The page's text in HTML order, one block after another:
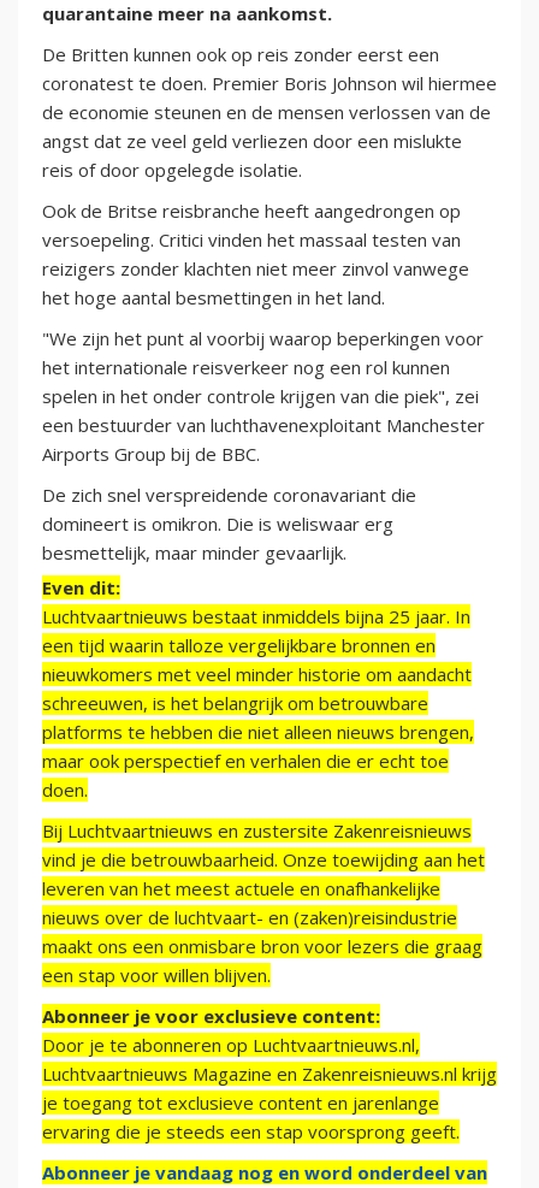
quarantaine meer na aankomst.
De Britten kunnen ook op reis zonder eerst een
coronatest te doen. Premier Boris Johnson wil hiermee
de economie steunen en de mensen verlossen van de
angst dat ze veel geld verliezen door een mislukte
reis of door opgelegde isolatie.
Ook de Britse reisbranche heeft aangedrongen op
versoepeling. Critici vinden het massaal testen van
reizigers zonder klachten niet meer zinvol vanwege
het hoge aantal besmettingen in het land.
"We zijn het punt al voorbij waarop beperkingen voor
het internationale reisverkeer nog een rol kunnen
spelen in het onder controle krijgen van die piek", zei
een bestuurder van luchthavenexploitant Manchester
Airports Group bij de BBC.
De zich snel verspreidende coronavariant die
domineert is omikron. Die is weliswaar erg
besmettelijk, maar minder gevaarlijk.
Even dit:
Luchtvaartnieuws bestaat inmiddels bijna 25 jaar. In
een tijd waarin talloze vergelijkbare bronnen en
nieuwkomers met veel minder historie om aandacht
schreeuwen, is het belangrijk om betrouwbare
platforms te hebben die niet alleen nieuws brengen,
maar ook perspectief en verhalen die er echt toe
doen.
Bij Luchtvaartnieuws en zustersite Zakenreisnieuws
vind je die betrouwbaarheid. Onze toewijding aan het
leveren van het meest actuele en onafhankelijke
nieuws over de luchtvaart- en (zaken)reisindustrie
maakt ons een onmisbare bron voor lezers die graag
een stap voor willen blijven.
Abonneer je voor exclusieve content:
Door je te abonneren op Luchtvaartnieuws.nl,
Luchtvaartnieuws Magazine en Zakenreisnieuws.nl krijg
je toegang tot exclusieve content en jarenlange
ervaring die je steeds een stap voorsprong geeft.
Abonneer je vandaag nog en word onderdeel van